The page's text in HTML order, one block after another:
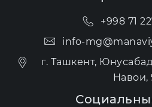
+998 71
info-
г. Ташкент,
Навои,